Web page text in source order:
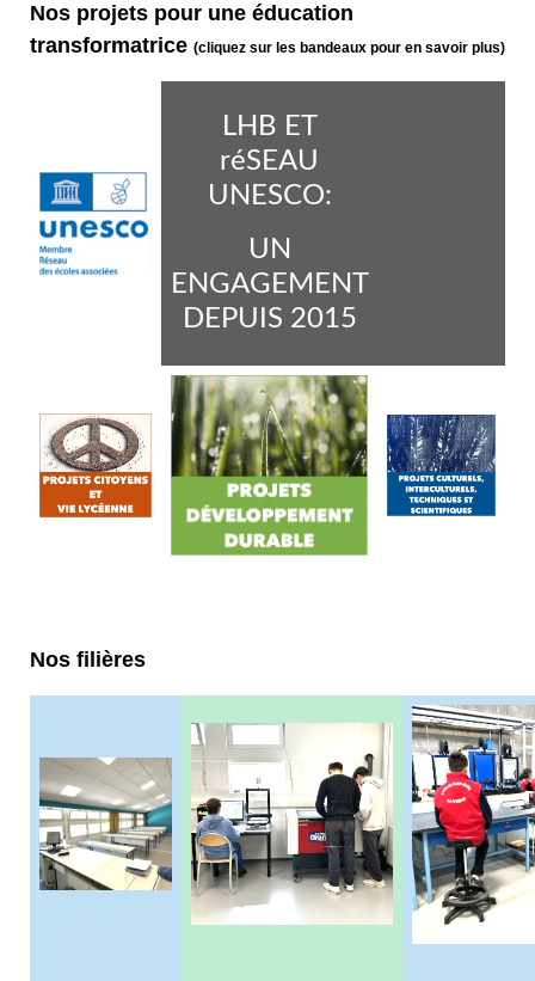
Nos projets pour une éducation
transformatrice (cliquez sur les bandeaux pour en savoir plus)
LHB ET
réSEAU
UNESCO:
UN
ENGAGEMENT
DEPUIS 2015
Nos filières